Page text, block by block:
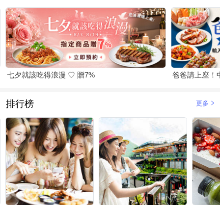
七夕就該吃得浪漫 ♡ 贈7% 爸爸請上座！
排行榜 更多